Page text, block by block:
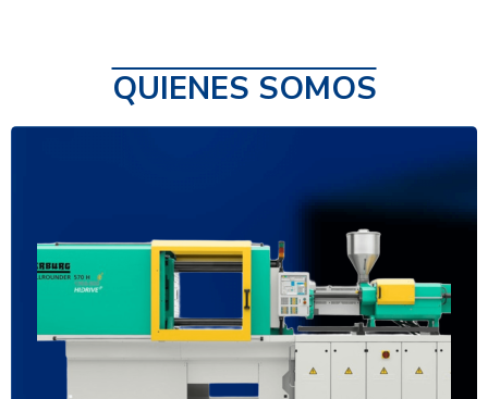
QUIENES SOMOS